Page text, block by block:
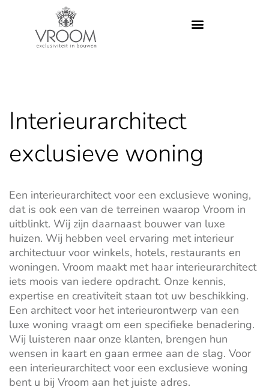
Interieurarchitect
exclusieve woning
Een interieurarchitect voor een exclusieve woning,
dat is ook een van de terreinen waarop Vroom in
uitblinkt. Wij zijn daarnaast bouwer van luxe
huizen. Wij hebben veel ervaring met interieur
architectuur voor winkels, hotels, restaurants en
woningen. Vroom maakt met haar interieurarchitect
iets moois van iedere opdracht. Onze kennis,
expertise en creativiteit staan tot uw beschikking.
Een architect voor het interieurontwerp van een
luxe woning vraagt om een specifieke benadering.
Wij luisteren naar onze klanten, brengen hun
wensen in kaart en gaan ermee aan de slag. Voor
een interieurarchitect voor een exclusieve woning
bent u bij Vroom aan het juiste adres.